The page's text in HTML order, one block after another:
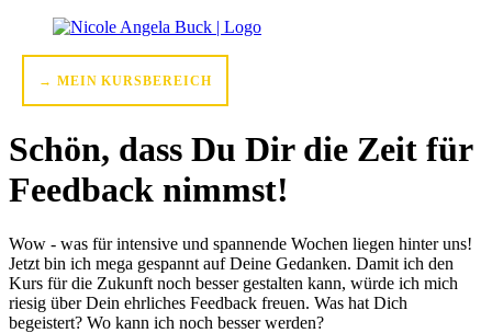
→ MEIN KURSBEREICH
Schön, dass Du Dir die Zeit für
Feedback nimmst!
Wow - was für intensive und spannende Wochen liegen hinter uns!
Jetzt bin ich mega gespannt auf Deine Gedanken. Damit ich den
Kurs für die Zukunft noch besser gestalten kann, würde ich mich
riesig über Dein ehrliches Feedback freuen. Was hat Dich
begeistert? Wo kann ich noch besser werden?